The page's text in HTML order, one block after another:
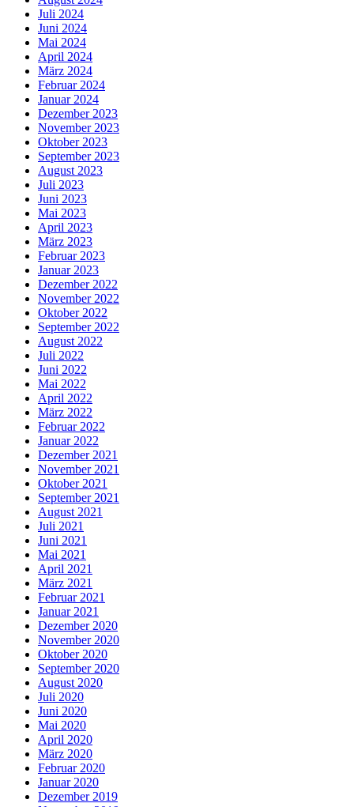
Juli 2024
Juni 2024
Mai 2024
April 2024
März 2024
Februar 2024
Januar 2024
Dezember 2023
November 2023
Oktober 2023
September 2023
August 2023
Juli 2023
Juni 2023
Mai 2023
April 2023
März 2023
Februar 2023
Januar 2023
Dezember 2022
November 2022
Oktober 2022
September 2022
August 2022
Juli 2022
Juni 2022
Mai 2022
April 2022
März 2022
Februar 2022
Januar 2022
Dezember 2021
November 2021
Oktober 2021
September 2021
August 2021
Juli 2021
Juni 2021
Mai 2021
April 2021
März 2021
Februar 2021
Januar 2021
Dezember 2020
November 2020
Oktober 2020
September 2020
August 2020
Juli 2020
Juni 2020
Mai 2020
April 2020
März 2020
Februar 2020
Januar 2020
Dezember 2019